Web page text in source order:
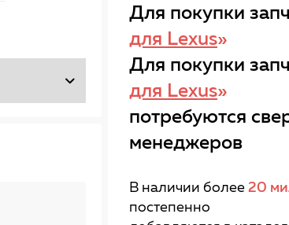
Для покупки
для Lexus»
Для покупки
для Lexus»
потребуются
менеджеров
В наличии более 20
постепенно